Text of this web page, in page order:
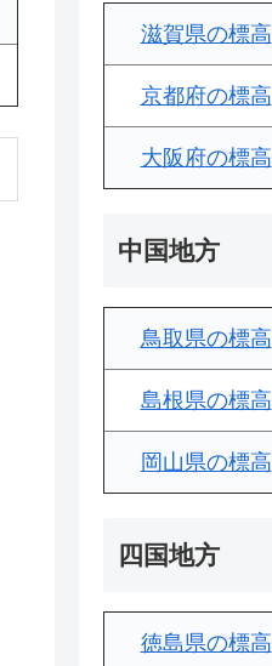
滋賀県の標高
京都府の標高
大阪府の標高
中国地方
鳥取県の標高
島根県の標高
岡山県の標高
四国地方
徳島県の標高